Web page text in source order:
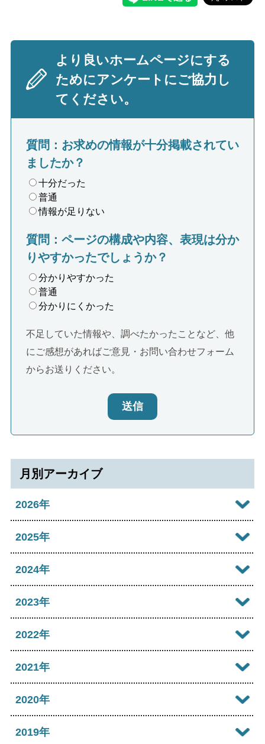
より良いホームページにする
ためにアンケートにご協力し
てください。
質問：お求めの情報が十分掲載されてい
ましたか？
十分だった
普通
情報が足りない
質問：ページの構成や内容、表現は分か
りやすかったでしょうか？
分かりやすかった
普通
分かりにくかった
不足していた情報や、調べたかったことなど、他
にご感想があればご意見・お問い合わせフォーム
からお送りください。
送信
月別アーカイブ
2026年
2026年08月
2026年06月
2026年04月
2026年03月
2026年02月
2025年
2025年12月
2025年10月
2025年08月
2025年07月
2025年06月
2024年
2024年12月
2024年10月
2024年08月
2024年07月
2023年
2023年12月
2023年10月
2023年08月
2022年
2022年12月
2022年10月
2021年
2021年12月
2020年
2020年12月
2019年